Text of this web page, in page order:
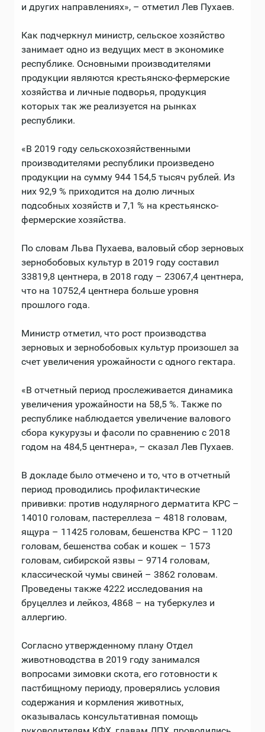
и других направлениях», – отметил Лев Пухаев.
Как подчеркнул министр, сельское хозяйство
занимает одно из ведущих мест в экономике
республике. Основными производителями
продукции являются крестьянско-фермерские
хозяйства и личные подворья, продукция
которых так же реализуется на рынках
республики.
«В 2019 году сельскохозяйственными
производителями республики произведено
продукции на сумму 944 154,5 тысяч рублей. Из
них 92,9 % приходится на долю личных
подсобных хозяйств и 7,1 % на крестьянско-
фермерские хозяйства.
По словам Льва Пухаева, валовый сбор зерновых
зернобобовых культур в 2019 году составил
33819,8 центнера, в 2018 году – 23067,4 центнера,
что на 10752,4 центнера больше уровня
прошлого года.
Министр отметил, что рост производства
зерновых и зернобобовых культур произошел за
счет увеличения урожайности с одного гектара.
«В отчетный период прослеживается динамика
увеличения урожайности на 58,5 %. Также по
республике наблюдается увеличение валового
сбора кукурузы и фасоли по сравнению с 2018
годом на 484,5 центнера», – сказал Лев Пухаев.
В докладе было отмечено и то, что в отчетный
период проводились профилактические
прививки: против нодулярного дерматита КРС –
14010 головам, пастереллеза – 4818 головам,
ящура – 11425 головам, бешенства КРС – 1120
головам, бешенства собак и кошек – 1573
головам, сибирской язвы – 9714 головам,
классической чумы свиней – 3862 головам.
Проведены также 4222 исследования на
бруцеллез и лейкоз, 4868 – на туберкулез и
аллергию.
Согласно утвержденному плану Отдел
животноводства в 2019 году занимался
вопросами зимовки скота, его готовности к
пастбищному периоду, проверялись условия
содержания и кормления животных,
оказывалась консультативная помощь